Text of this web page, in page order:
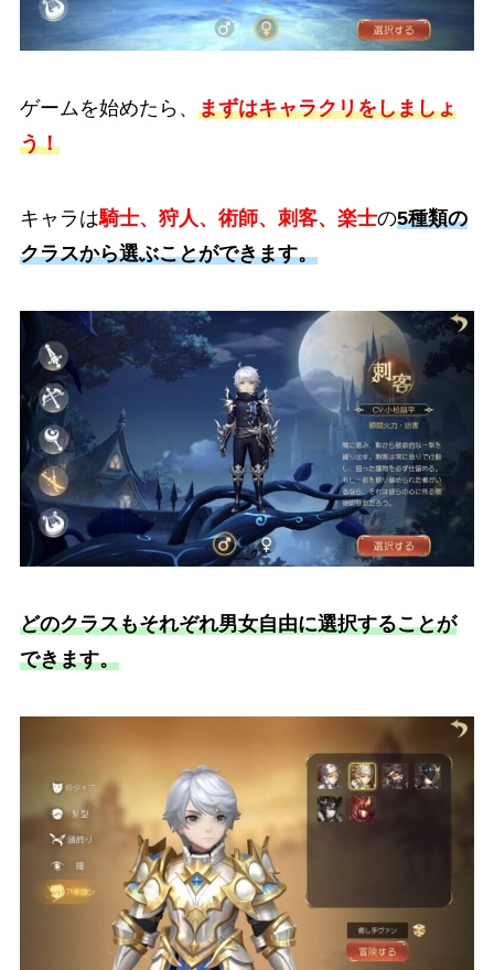
ゲームを始めたら、 まずはキャラクリをしましょ
う！
キャラは騎士、狩人、術師、刺客、楽士の5種類の
クラスから選ぶことができます。
どのクラスもそれぞれ男女自由に選択することが
できます。